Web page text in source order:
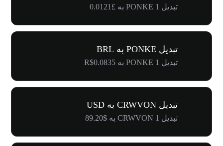
تبدیل 1 PONKE به £0.0121
تبدیل PONKE به BRL
تبدیل 1 PONKE به R$0.0835
تبدیل CRWVON به USD
تبدیل 1 CRWVON به $89.20